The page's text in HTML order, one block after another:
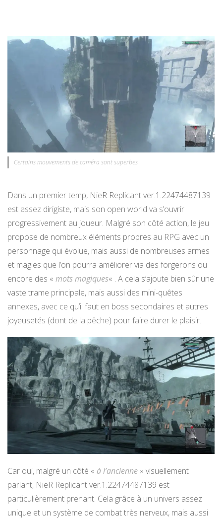
Certains mouvements de caméra sont superbes
Dans un premier temp, NieR Replicant ver.1.22474487139
est assez dirigiste, mais son open world va s’ouvrir
progressivement au joueur. Malgré son côté action, le jeu
propose de nombreux éléments propres au RPG avec un
personnage qui évolue, mais aussi de nombreuses armes
et magies que l’on pourra améliorer via des forgerons ou
encore des « mots magiques« . A cela s’ajoute bien sûr une
vaste trame principale, mais aussi des mini-quêtes
annexes, avec ce qu’il faut en boss secondaires et autres
joyeusetés (dont de la pêche) pour faire durer le plaisir.
Car oui, malgré un côté « à l’ancienne » visuellement
parlant, NieR Replicant ver.1.22474487139 est
particulièrement prenant. Cela grâce à un univers assez
unique et un système de combat très nerveux, mais aussi